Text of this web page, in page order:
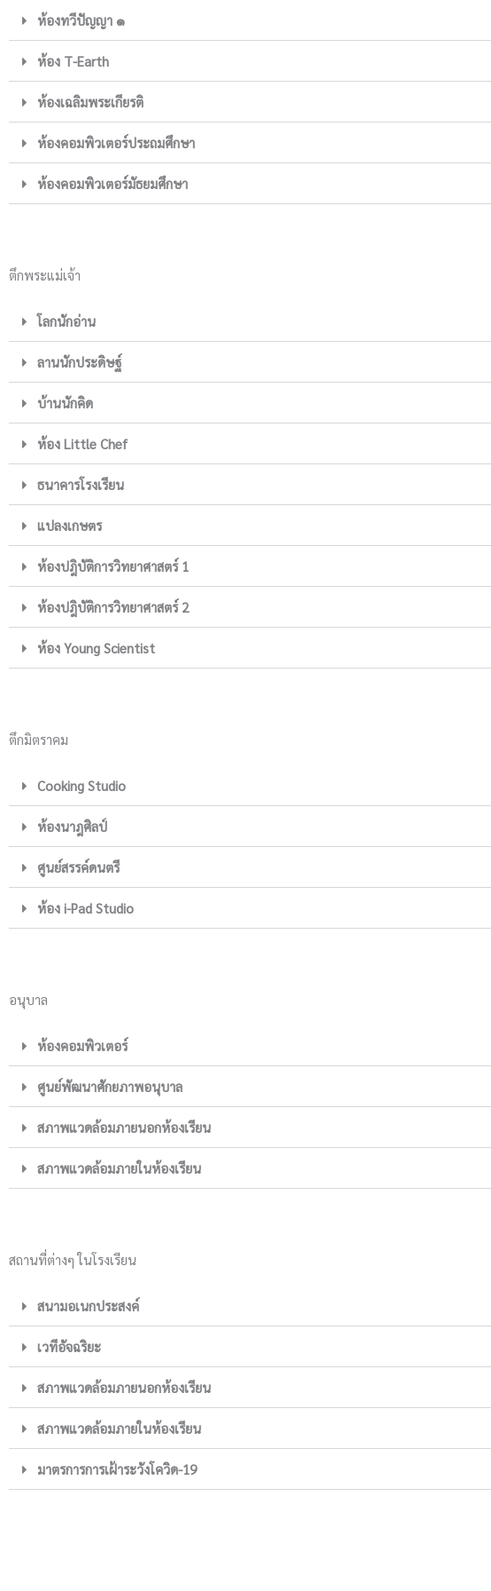
ห้องทวีปัญญา ๑
ห้อง T-Earth
ห้องเฉลิมพระเกียรติ
ห้องคอมพิวเตอร์ประถมศึกษา
ห้องคอมพิวเตอร์มัธยมศึกษา
ตึกพระแม่เจ้า
โลกนักอ่าน
ลานนักประดิษฐ์
บ้านนักคิด
ห้อง Little Chef
ธนาคารโรงเรียน
แปลงเกษตร
ห้องปฎิบัติการวิทยาศาสตร์ 1
ห้องปฎิบัติการวิทยาศาสตร์ 2
ห้อง Young Scientist
ตึกมิตราคม
Cooking Studio
ห้องนาฎศิลป์
ศูนย์สรรค์ดนตรี
ห้อง i-Pad Studio
อนุบาล
ห้องคอมพิวเตอร์
ศูนย์พัฒนาศักยภาพอนุบาล
สภาพแวดล้อมภายนอกห้องเรียน
สภาพแวดล้อมภายในห้องเรียน
สถานที่ต่างๆ ในโรงเรียน
สนามอเนกประสงค์
เวทีอัจฉริยะ
สภาพแวดล้อมภายนอกห้องเรียน
สภาพแวดล้อมภายในห้องเรียน
มาตรการการเฝ้าระวังโควิด-19